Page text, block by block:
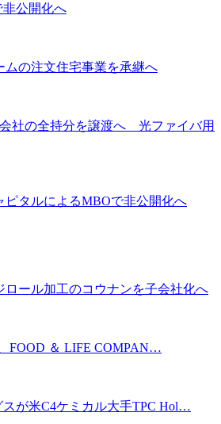
公開化へ
ムの注文住宅事業を承継へ
社の全持分を譲渡へ 光ファイバ用
ピタルによるMBOで非公開化へ
ロール加工のコウナンを子会社化へ
FOOD ＆ LIFE COMPAN…
スが米C4ケミカル大手TPC Hol…